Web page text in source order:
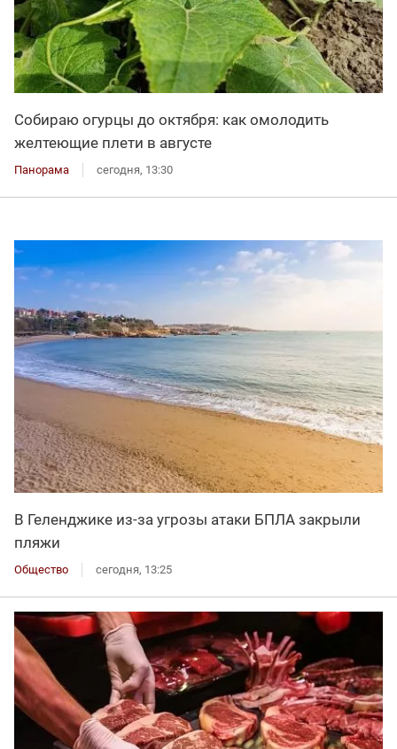
Собираю огурцы до октября: как омолодить
желтеющие плети в августе
Панорама сегодня, 13:30
В Геленджике из-за угрозы атаки БПЛА закрыли
пляжи
Общество сегодня, 13:25